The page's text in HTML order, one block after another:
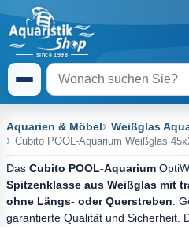
Aquarien & Möbel Weißglas
Cubito POOL-Aquarium Weißglas
Das Cubito POOL-Aquarium
Spitzenklasse aus Weißglas mit
ohne Längs- oder Querstreben .
garantierte Qualität und Sicherheit.